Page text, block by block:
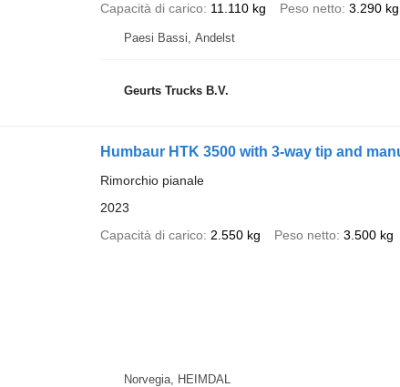
Capacità di carico
11.110 kg Peso netto 3.290 kg
Paesi Bassi, Andelst
Geurts Trucks B.V.
Humbaur HTK 3500 with 3-way tip and
Rimorchio pianale
2023
Capacità di carico 2.550 kg Peso netto 3.500 kg
Norvegia, HEIMDAL